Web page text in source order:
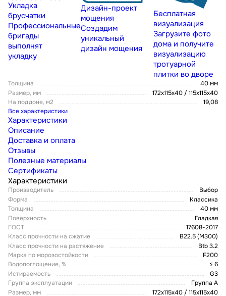
Укладка
брусчатки
Профессиональные
бригады
выполнят
укладку
Дизайн-проект
мощения
Создадим
уникальный
дизайн мощения
Бесплатная
визуализация
Загрузите фото
дома и получите
визуализацию
тротуарной
плитки во дворе
Толщина
40 мм
Размер, мм
172х115х40 / 115х115х40
На поддоне, м2
19,08
Все характеристики
Характеристики
Описание
Доставка и оплата
Отзывы
Полезные материалы
Сертификаты
Характеристики
Производитель
Выбор
Форма
Классика
Толщина
40 мм
Поверхность
Гладкая
ГОСТ
17608-2017
Класс прочности на сжатие
B22.5 (M300)
Класс прочности на растяжение
Btb 3.2
Марка по морозостойкости
F200
Водопоглощение, %
≤ 6
Истираемость
G3
Группа эксплуатации
Группа А
Размер, мм
172х115х40 / 115х115х40